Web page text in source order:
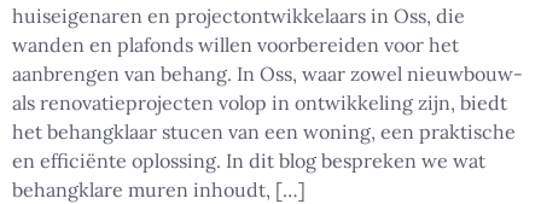
huiseigenaren en projectontwikkelaars in Oss, die
wanden en plafonds willen voorbereiden voor het
aanbrengen van behang. In Oss, waar zowel nieuwbouw-
als renovatieprojecten volop in ontwikkeling zijn, biedt
het behangklaar stucen van een woning, een praktische
en efficiënte oplossing. In dit blog bespreken we wat
behangklare muren inhoudt, […]